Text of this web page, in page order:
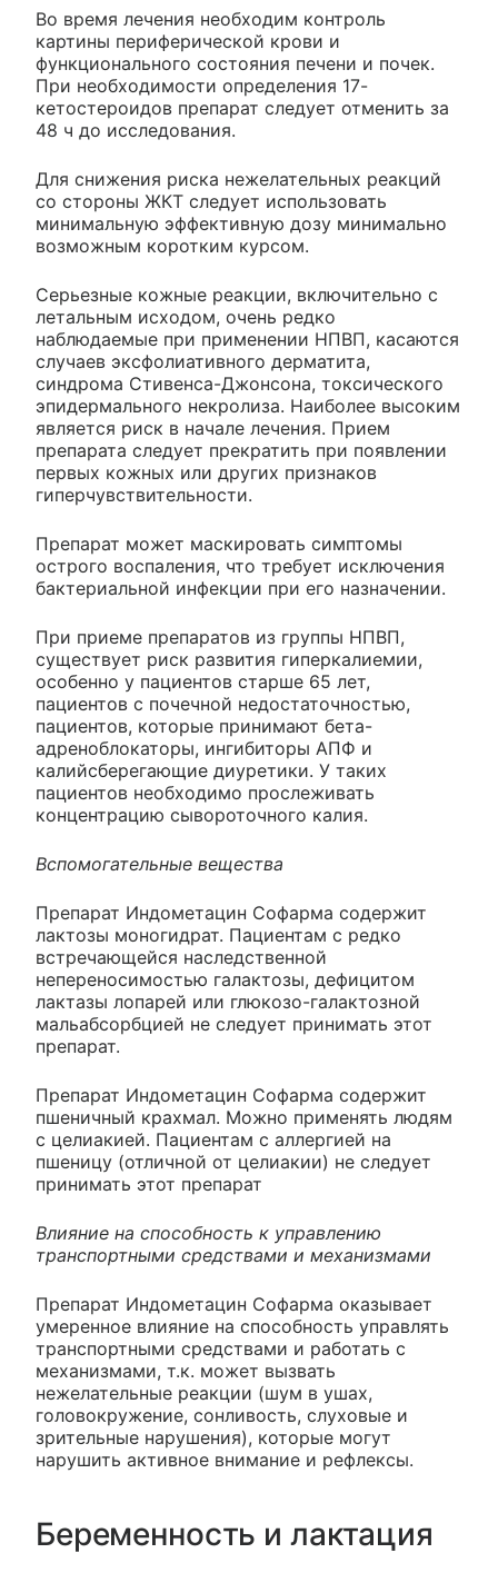
Во время лечения необходим контроль
картины периферической крови и
функционального состояния печени и почек.
При необходимости определения 17-
кетостероидов препарат следует отменить за
48 ч до исследования.
Для снижения риска нежелательных реакций
со стороны ЖКТ следует использовать
минимальную эффективную дозу минимально
возможным коротким курсом.
Серьезные кожные реакции, включительно с
летальным исходом, очень редко
наблюдаемые при применении НПВП, касаются
случаев эксфолиативного дерматита,
синдрома Стивенса-Джонсона, токсического
эпидермального некролиза. Наиболее высоким
является риск в начале лечения. Прием
препарата следует прекратить при появлении
первых кожных или других признаков
гиперчувствительности.
Препарат может маскировать симптомы
острого воспаления, что требует исключения
бактериальной инфекции при его назначении.
При приеме препаратов из группы НПВП,
существует риск развития гиперкалиемии,
особенно у пациентов старше 65 лет,
пациентов с почечной недостаточностью,
пациентов, которые принимают бета-
адреноблокаторы, ингибиторы АПФ и
калийсберегающие диуретики. У таких
пациентов необходимо прослеживать
концентрацию сывороточного калия.
Вспомогательные вещества
Препарат Индометацин Софарма содержит
лактозы моногидрат. Пациентам с редко
встречающейся наследственной
непереносимостью галактозы, дефицитом
лактазы лопарей или глюкозо-галактозной
мальабсорбцией не следует принимать этот
препарат.
Препарат Индометацин Софарма содержит
пшеничный крахмал. Можно применять людям
с целиакией. Пациентам с аллергией на
пшеницу (отличной от целиакии) не следует
принимать этот препарат
Влияние на способность к управлению
транспортными средствами и механизмами
Препарат Индометацин Софарма оказывает
умеренное влияние на способность управлять
транспортными средствами и работать с
механизмами, т.к. может вызвать
нежелательные реакции (шум в ушах,
головокружение, сонливость, слуховые и
зрительные нарушения), которые могут
нарушить активное внимание и рефлексы.
Беременность и лактация